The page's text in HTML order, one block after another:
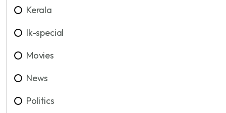
Kerala
lk-special
Movies
News
Politics